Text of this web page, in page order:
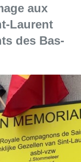
aux
Laurent
des Bas-